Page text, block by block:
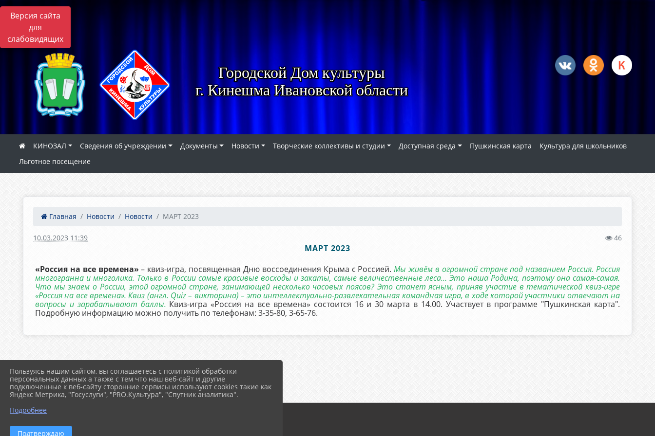
Версия сайта
для
слабовидящих
Городской Дом культуры
г. Кинешма Ивановской области
КИНОЗАЛ Сведения об учреждении Документы Новости Творческие коллективы и студии Доступная среда Пушкинская карта
Культура для школьников
Льготное посещение
Главная Новости Новости МАРТ 2023
10.03.2023 11:39 46
МАРТ 2023
«Россия на все времена» – квиз-игра, посвященная Дню воссоединения Крыма с Россией.Мы живём в огромной стране под названием Россия. Россия
многогранна и многолика. Только в России самые красивые восходы и закаты, самые величественные леса… Это наша Родина, поэтому она самая-самая.
Что мы знаем о России, этой огромной стране, занимающей несколько часовых поясов? Это станет ясным, приняв участие в тематической квиз-игре
«Россия на все времена». Квиз (англ. Quiz – викторина) – это интеллектуально-развлекательная командная игра, в ходе которой участники отвечают на
вопросы и зарабатывают баллы. Квиз-игра «Россия на все времена» состоится 16 и 30 марта в 14.00. Участвует в программе "Пушкинская карта".
Подробную информацию можно получить по телефонам: 3-35-80, 3-65-76.
Пользуясь нашим сайтом, вы соглашаетесь с политикой обработки
персональных данных а также с тем что наш веб-сайт и другие
подключенные к веб-сайту сторонние сервисы используют cookies такие как
Яндекс Метрика, "Госуслуги", "PRO.Культура", "Спутник аналитика".
Подробнее
Подтверждаю